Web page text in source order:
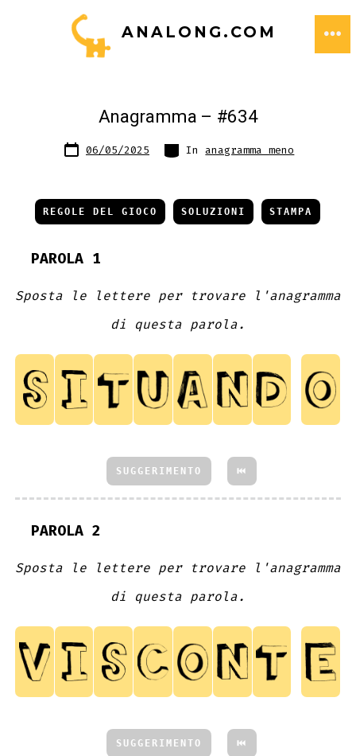
ANALONG.COM
Anagramma – #634
Data
articolo
06/05/2025 Categorie
In anagramma meno
REGOLE DEL GIOCO SOLUZIONI STAMPA
PAROLA 1
Sposta le lettere per trovare l'anagramma
di questa parola.
SUGGERIMENTO ⏮
PAROLA 2
Sposta le lettere per trovare l'anagramma
di questa parola.
SUGGERIMENTO ⏮